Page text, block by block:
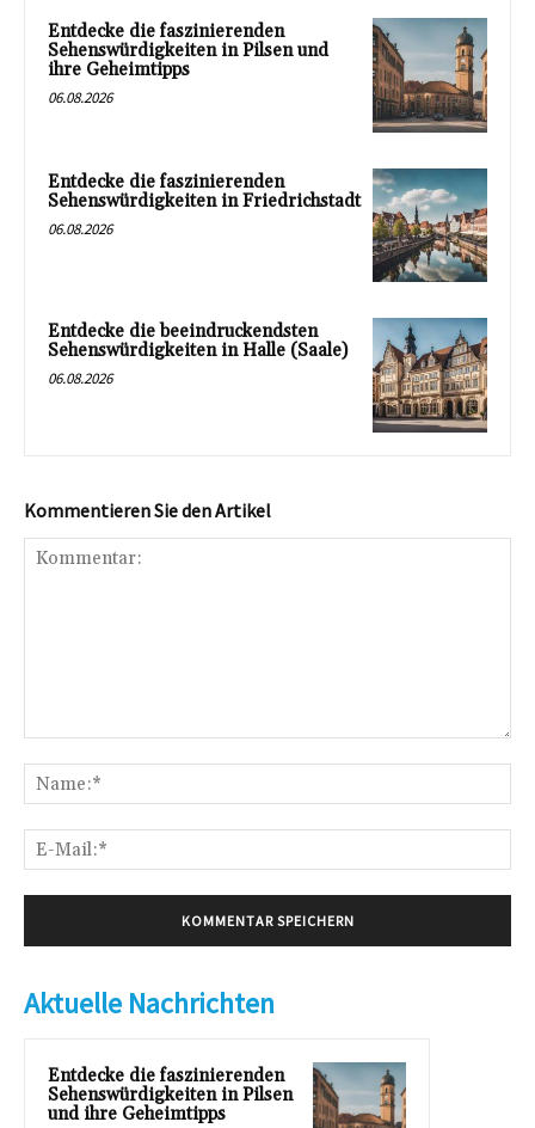
Entdecke die faszinierenden
Sehenswürdigkeiten in Pilsen und
ihre Geheimtipps
06.08.2026
Entdecke die faszinierenden
Sehenswürdigkeiten in Friedrichstadt
06.08.2026
Entdecke die beeindruckendsten
Sehenswürdigkeiten in Halle (Saale)
06.08.2026
Kommentieren Sie den Artikel
Aktuelle Nachrichten
Entdecke die faszinierenden
Sehenswürdigkeiten in Pilsen
und ihre Geheimtipps